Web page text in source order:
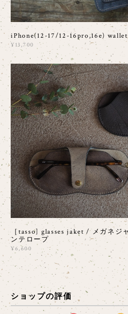
iPhone(12-17/12-16pro,16e)
¥13,700
［tasso] glasses jaket / メガネ
ンテロープ
¥6,600
ショップの評価